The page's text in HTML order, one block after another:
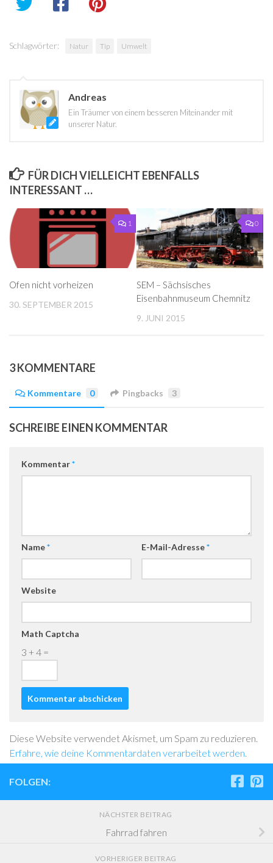
Schlagwörter: Natur Tip Umwelt
Andreas
Ein Träumer von einem besseren Miteinander mit
unserer Natur.
FÜR DICH VIELLEICHT EBENFALLS
INTERESSANT …
1
Ofen nicht vorheizen
30. SEPTEMBER 2015
0
SEM – Sächsisches
Eisenbahnmuseum Chemnitz
9. JUNI 2015
3 KOMMENTARE
Kommentare 0 Pingbacks 3
SCHREIBE EINEN KOMMENTAR
Kommentar*
Name* E-Mail-Adresse*
Website
Math Captcha
3 + 4 =
Diese Website verwendet Akismet, um Spam zu reduzieren.
Erfahre, wie deine Kommentardaten verarbeitet werden.
FOLGEN:
NÄCHSTER BEITRAG
Fahrrad fahren
VORHERIGER BEITRAG